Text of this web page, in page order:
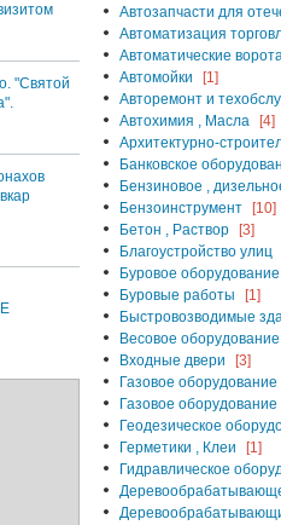
"Святой
Автозапчасти для
Автоматизация
Автоматические
Автомойки
[1]
Авторемонт и
Автохимия , Масла
[4]
Архитектурно-
Банковское
Бензиновое ,
Бензоинструмент
[10]
Бетон , Раствор
[3]
Благоустройство улиц
Буровое оборудование
Буровые работы
[1]
Быстровозводимые
Весовое оборудование
Входные двери
[3]
Газовое оборудование
Газовое
Геодезическое
Герметики , Клеи
[1]
Гидравлическое